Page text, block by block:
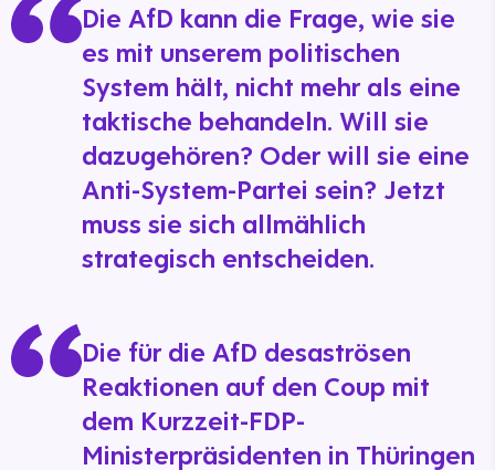
Die AfD kann die Frage, wie sie
es mit unserem politischen
System hält, nicht mehr als eine
taktische behandeln. Will sie
dazugehören? Oder will sie eine
Anti-System-Partei sein? Jetzt
muss sie sich allmählich
strategisch entscheiden.
Die für die AfD desaströsen
Reaktionen auf den Coup mit
dem Kurzzeit-FDP-
Ministerpräsidenten in Thüringen